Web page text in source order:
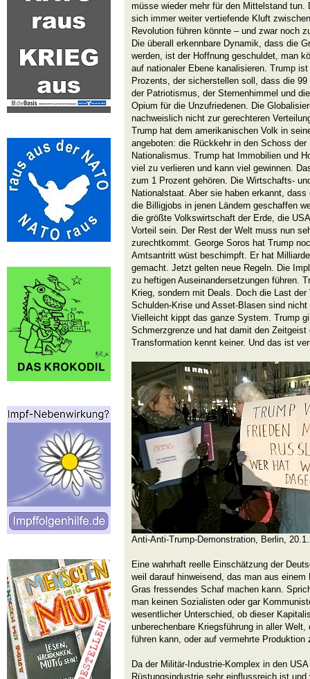
müsse wieder mehr für den Mittelstand tun.
sich immer weiter vertiefende Kluft
Revolution führen könnte – und zwar noch
Die überall erkennbare Dynamik, dass die
werden, ist der Hoffnung geschuldet, man
auf nationaler Ebene kanalisieren. Trump
Prozents, der sicherstellen soll, dass die
der Patriotismus, der Sternenhimmel und
Opium für die Unzufriedenen. Die
nachweislich nicht zur gerechteren
Trump hat dem amerikanischen Volk in
angeboten: die Rückkehr in den Schoss
Nationalismus. Trump hat Immobilien und
viel zu verlieren und kann viel gewinnen.
zum 1 Prozent gehören. Die Wirtschafts-
Nationalstaat. Aber sie haben erkannt,
die Billigjobs in jenen Ländern geschaffen
die größte Volkswirtschaft der Erde, die
Vorteil sein. Der Rest der Welt muss nun
zurechtkommt. George Soros hat Trump
Amtsantritt wüst beschimpft. Er hat
gemacht. Jetzt gelten neue Regeln. Die
zu heftigen Auseinandersetzungen führen.
Krieg, sondern mit Deals. Doch die Last
Schulden-Krise und Asset-Blasen sind
Vielleicht kippt das ganze System. Trump
Schmerzgrenze und hat damit den
Transformation kennt keiner. Und das ist
Anti-Anti-Trump-Demonstration, Berlin,
Eine wahrhaft reelle Einschätzung der
weil darauf hinweisend, das man aus
Gras fressendes Schaf machen kann.
man keinen Sozialisten oder gar
wesentlicher Unterschied, ob dieser
unberechenbare Kriegsführung in aller
führen kann, oder auf vermehrte Produktion
Da der Militär-Industrie-Komplex in den
Rüstungsindustrie sehr einflussreich ist und